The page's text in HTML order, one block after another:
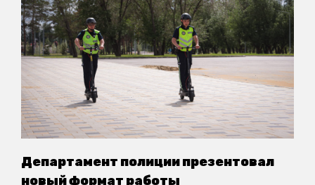
Департамент полиции презентовал
новый формат работы